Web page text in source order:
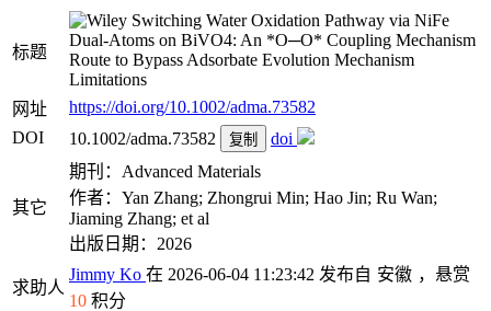
标题
Switching Water Oxidation Pathway via NiFe
Dual‐Atoms on BiVO4: An *O─O* Coupling Mechanism
Route to Bypass Adsorbate Evolution Mechanism
Limitations
网址
https://doi.org/10.1002/adma.73582
DOI
10.1002/adma.73582 复制 doi
其它
期刊：Advanced Materials
作者：Yan Zhang; Zhongrui Min; Hao Jin; Ru Wan;
Jiaming Zhang; et al
出版日期：2026
求助人
Jimmy Ko 在 2026-06-04 11:23:42 发布自 安徽 ，悬赏
10 积分